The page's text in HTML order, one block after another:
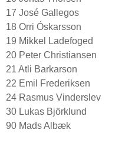
17 José Gallegos
18 Orri Óskarsson
19 Mikkel Ladefoged
20 Peter Christiansen
21 Atli Barkarson
22 Emil Frederiksen
24 Rasmus Vinderslev
30 Lukas Björklund
90 Mads Albæk